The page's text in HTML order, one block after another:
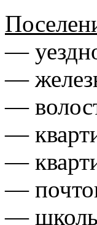
—
—
—
—
—
—
—